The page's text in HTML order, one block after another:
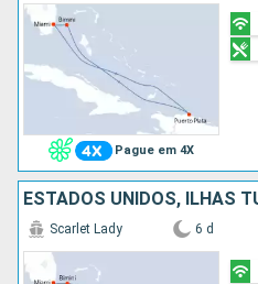
Pague em 4X
Scarlet Lady 6 d